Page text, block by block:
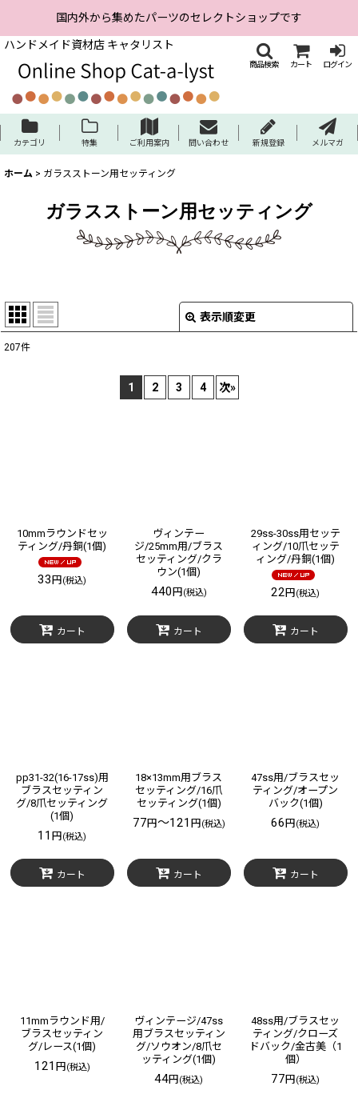
国内外から集めたパーツのセレクトショップです
ハンドメイド資材店 キャタリスト
商品検索 カート ログイン
カテゴリ 特集 ご利用案内 問い合わせ 新規登録 メルマガ
ホーム > ガラスストーン用セッティング
ガラスストーン用セッティング
表示順変更
207件
1 2 3 4 次»
10mmラウンドセッ
ティング/丹銅(1個)
33円 (税込)
カート
ヴィンテー
ジ/25mm用/ブラス
セッティング/クラ
ウン(1個)
440 円 (税込)
カート
29ss-30ss用セッテ
ィング/10爪セッテ
ィング/丹銅(1個)
22円 (税込)
カート
pp31-32(16-17ss)用
ブラスセッティン
グ/8爪セッティング
(1個)
11円 (税込)
カート
18×13mm用ブラス
セッティング/16爪
セッティング(1個)
77 円～121 円 (税込)
カート
47ss用/ブラスセッ
ティング/オープン
バック(1個)
66円 (税込)
カート
11mmラウンド用/
ブラスセッティン
グ/レース(1個)
121 円 (税込)
ヴィンテージ/47ss
用ブラスセッティン
グ/ソウオン/8爪セ
ッティング(1個)
44円 (税込)
48ss用/ブラスセッ
ティング/クローズ
ドバック/金古美（1
個）
77円 (税込)